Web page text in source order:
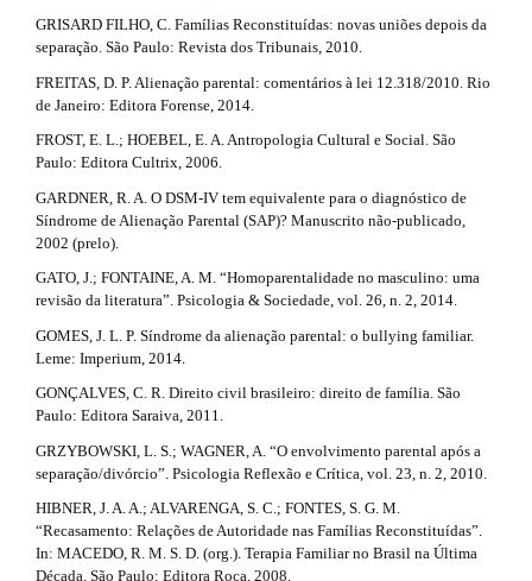
GRISARD FILHO, C. Famílias Reconstituídas: novas uniões depois da
separação. São Paulo: Revista dos Tribunais, 2010.
FREITAS, D. P. Alienação parental: comentários à lei 12.318/2010. Rio
de Janeiro: Editora Forense, 2014.
FROST, E. L.; HOEBEL, E. A. Antropologia Cultural e Social. São
Paulo: Editora Cultrix, 2006.
GARDNER, R. A. O DSM-IV tem equivalente para o diagnóstico de
Síndrome de Alienação Parental (SAP)? Manuscrito não-publicado,
2002 (prelo).
GATO, J.; FONTAINE, A. M. “Homoparentalidade no masculino: uma
revisão da literatura”. Psicologia & Sociedade, vol. 26, n. 2, 2014.
GOMES, J. L. P. Síndrome da alienação parental: o bullying familiar.
Leme: Imperium, 2014.
GONÇALVES, C. R. Direito civil brasileiro: direito de família. São
Paulo: Editora Saraiva, 2011.
GRZYBOWSKI, L. S.; WAGNER, A. “O envolvimento parental após a
separação/divórcio”. Psicologia Reflexão e Crítica, vol. 23, n. 2, 2010.
HIBNER, J. A. A.; ALVARENGA, S. C.; FONTES, S. G. M.
“Recasamento: Relações de Autoridade nas Famílias Reconstituídas”.
In: MACEDO, R. M. S. D. (org.). Terapia Familiar no Brasil na Última
Década. São Paulo: Editora Roca, 2008.